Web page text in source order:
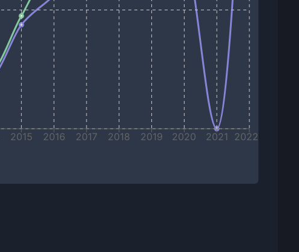
2015 2016 2017 2018 2019 2020 2021 2022